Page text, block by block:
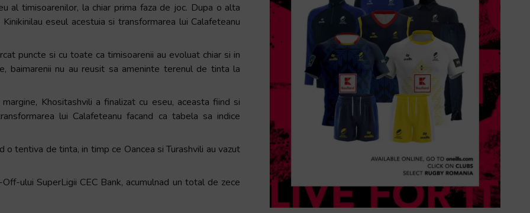
al timisoarenilor, la chiar prima faza de joc. Dupa o alta
eseul acestuia si transformarea lui Calafeteanu
puncte si cu toate ca timisoarenii au evoluat chiar si in
baimarenii nu au reusit sa ameninte terenul de tinta la
Khositashvili a finalizat cu eseu, aceasta fiind si
lui Calafeteanu facand ca tabela sa indice
tentiva de tinta, in timp ce Oancea si Turashvili au vazut
ului SuperLigii CEC Bank, acumulnad un total de zece